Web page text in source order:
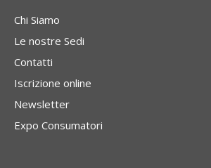
Chi Siamo
Le nostre Sedi
Contatti
Iscrizione online
Newsletter
Expo Consumatori